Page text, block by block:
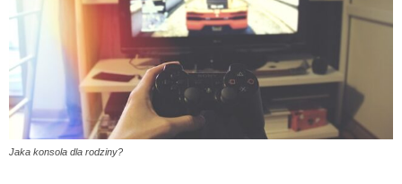
Jaka konsola dla rodziny?